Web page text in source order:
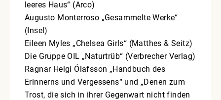
leeres Haus“ (Arco)
Augusto Monterroso „Gesammelte Werke“
(Insel)
Eileen Myles „Chelsea Girls“ (Matthes & Seitz)
Die Gruppe OIL „Naturtrüb“ (Verbrecher Verlag)
Ragnar Helgi Ólafsson „Handbuch des
Erinnerns und Vergessens“ und „Denen zum
Trost, die sich in ihrer Gegenwart nicht finden